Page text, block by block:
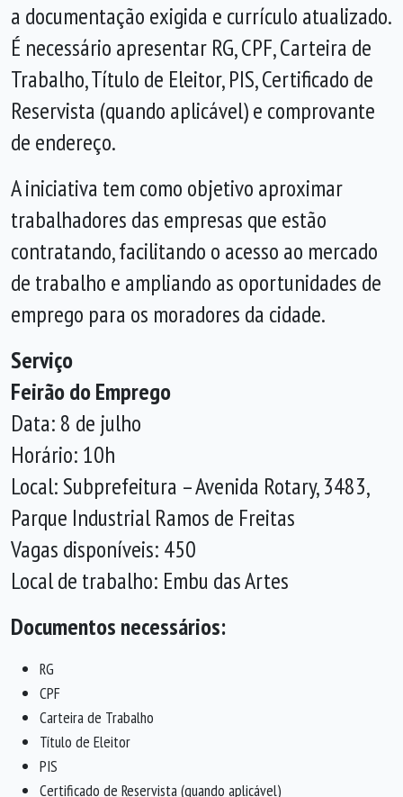
a documentação exigida e currículo atualizado.
É necessário apresentar RG, CPF, Carteira de
Trabalho, Título de Eleitor, PIS, Certificado de
Reservista (quando aplicável) e comprovante
de endereço.
A iniciativa tem como objetivo aproximar
trabalhadores das empresas que estão
contratando, facilitando o acesso ao mercado
de trabalho e ampliando as oportunidades de
emprego para os moradores da cidade.
Serviço
Feirão do Emprego
Data: 8 de julho
Horário: 10h
Local: Subprefeitura – Avenida Rotary, 3483,
Parque Industrial Ramos de Freitas
Vagas disponíveis: 450
Local de trabalho: Embu das Artes
Documentos necessários:
RG
CPF
Carteira de Trabalho
Título de Eleitor
PIS
Certificado de Reservista (quando aplicável)